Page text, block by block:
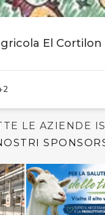
El Cortilon
LE AZIENDE